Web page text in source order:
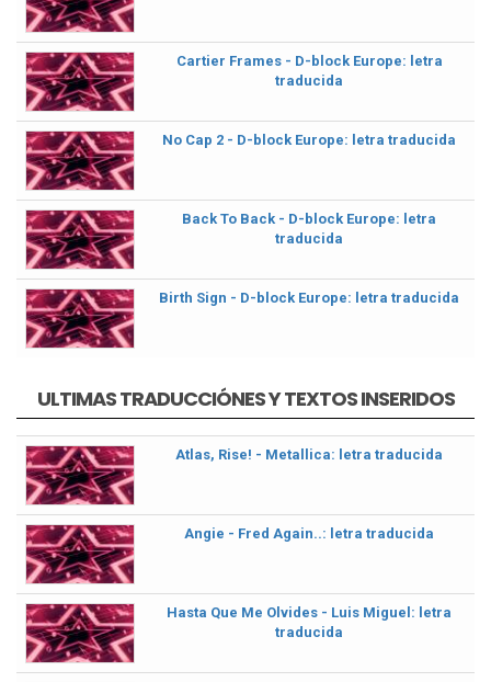
Cartier Frames - D-block Europe: letra
traducida
No Cap 2 - D-block Europe: letra traducida
Back To Back - D-block Europe: letra
traducida
Birth Sign - D-block Europe: letra traducida
ULTIMAS TRADUCCIÓNES Y TEXTOS INSERIDOS
Atlas, Rise! - Metallica: letra traducida
Angie - Fred Again..: letra traducida
Hasta Que Me Olvides - Luis Miguel: letra
traducida